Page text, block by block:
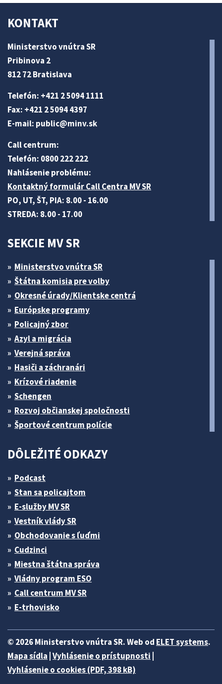
KONTAKT
Ministerstvo vnútra SR
Pribinova 2
812 72 Bratislava
Telefón: +421 2 5094 1111
Fax: +421 2 5094 4397
E-mail: public@minv.sk
Call centrum:
Telefón: 0800 222 222
Nahlásenie problému:
Kontaktný formulár Call Centra MV SR
PO, UT, ŠT, PIA: 8.00 - 16.00
STREDA: 8.00 - 17.00
SEKCIE MV SR
Ministerstvo vnútra SR
Štátna komisia pre volby
Okresné úrady/Klientske centrá
Európske programy
Policajný zbor
Azyl a migrácia
Verejná správa
Hasiči a záchranári
Krízové riadenie
Schengen
Rozvoj občianskej spoločnosti
Športové centrum polície
DÔLEŽITÉ ODKAZY
Podcast
Stan sa policajtom
E-služby MV SR
Vestník vlády SR
Obchodovanie s ľuďmi
Cudzinci
Miestna štátna správa
Vládny program ESO
Call centrum MV SR
E-trhovisko
© 2026 Ministerstvo vnútra SR. Web od ELET systems.
Mapa sídla Vyhlásenie o prístupnosti
Vyhlásenie o cookies (PDF, 398 kB)